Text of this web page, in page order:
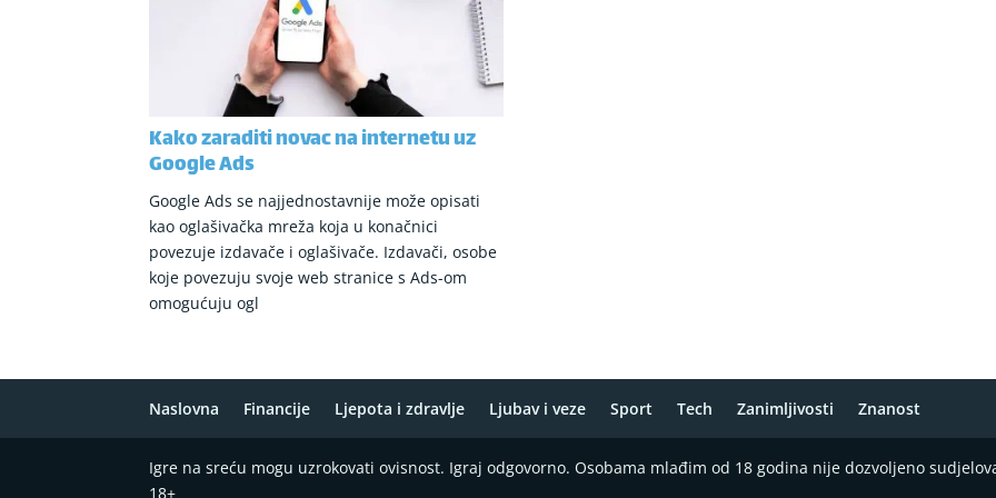
Kako zaraditi novac na internetu uz
Google Ads
Google Ads se najjednostavnije može opisati
kao oglašivačka mreža koja u konačnici
povezuje izdavače i oglašivače. Izdavači, osobe
koje povezuju svoje web stranice s Ads-om
omogućuju ogl
Naslovna Financije Ljepota i zdravlje Ljubav i veze Sport Tech Zanimljivosti Znanost
Igre na sreću mogu uzrokovati ovisnost. Igraj odgovorno. Osobama mlađim od 18 godina nije dozvoljeno
18+